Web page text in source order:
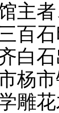
主
百
白
杨
雕